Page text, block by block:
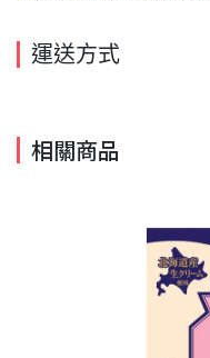
運送方式
相關商品